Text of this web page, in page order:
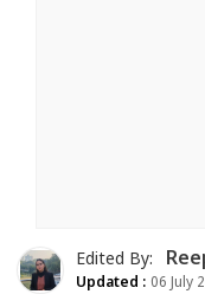
Edited By:
Updated : 06 July